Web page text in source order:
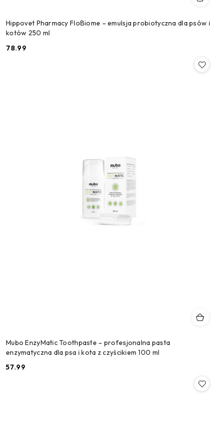
Hippovet Pharmacy FloBiome – emulsja probiotyczna dla psów i
kotów 250 ml
Cena:
78.99
Mubo EnzyMatic Toothpaste – profesjonalna pasta
enzymatyczna dla psa i kota z czyścikiem 100 ml
Cena:
57.99